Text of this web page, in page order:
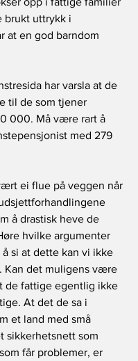
brukt uttrykk i
at en god barndom
har varsla at de
til de som tjener
000. Må være rart å
med 279
ei flue på veggen når
å drastisk heve de
hvilke argumenter
si at dette kan vi ikke
Kan det muligens være
de fattige egentlig ikke
At det de sa i
et land med små
sikkerhetsnett som
får problemer, er